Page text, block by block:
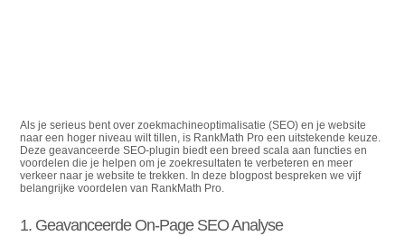
Als je serieus bent over zoekmachineoptimalisatie (SEO) en je website
naar een hoger niveau wilt tillen, is RankMath Pro een uitstekende keuze.
Deze geavanceerde SEO-plugin biedt een breed scala aan functies en
voordelen die je helpen om je zoekresultaten te verbeteren en meer
verkeer naar je website te trekken. In deze blogpost bespreken we vijf
belangrijke voordelen van RankMath Pro.
1. Geavanceerde On-Page SEO Analyse